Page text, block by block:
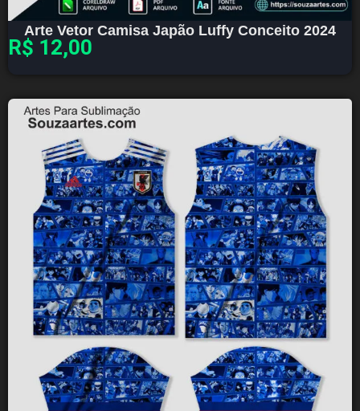
Arte Vetor Camisa Japão Luffy Conceito 2024
R$ 12,00